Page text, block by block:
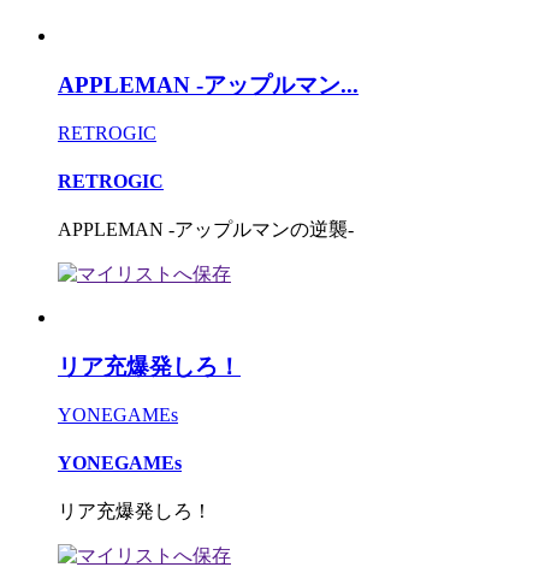
APPLEMAN -アップルマン...
RETROGIC
RETROGIC
APPLEMAN -アップルマンの逆襲-
リア充爆発しろ！
YONEGAMEs
YONEGAMEs
リア充爆発しろ！